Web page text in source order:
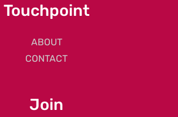
Touchpoint
ABOUT
CONTACT
Join